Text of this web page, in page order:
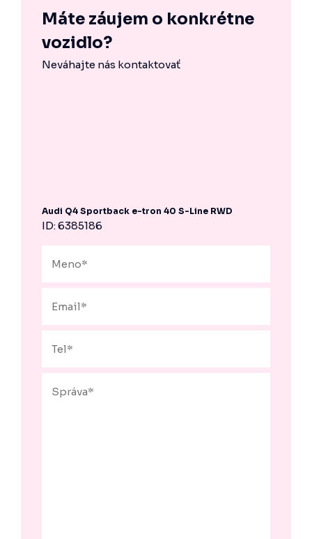
Máte záujem o konkrétne
vozidlo?
Neváhajte nás kontaktovať
Audi Q4 Sportback e-tron 40 S-Line RWD
ID: 6385186